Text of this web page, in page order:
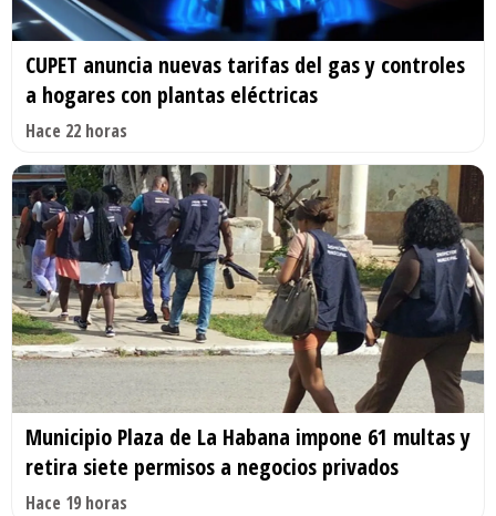
CUPET anuncia nuevas tarifas del gas y controles
a hogares con plantas eléctricas
Hace 22 horas
Municipio Plaza de La Habana impone 61 multas y
retira siete permisos a negocios privados
Hace 19 horas